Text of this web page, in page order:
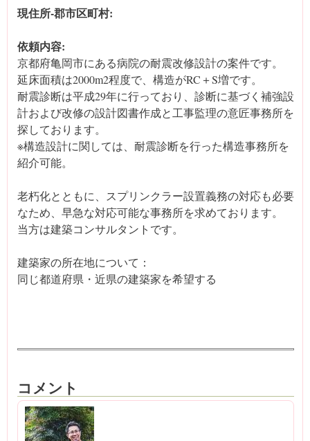
現住所‐郡市区町村:
依頼内容:
京都府亀岡市にある病院の耐震改修設計の案件です。
延床面積は2000m2程度で、構造がRC＋S増です。
耐震診断は平成29年に行っており、診断に基づく補強設
計および改修の設計図書作成と工事監理の意匠事務所を
探しております。
※構造設計に関しては、耐震診断を行った構造事務所を
紹介可能。
老朽化とともに、スプリンクラー設置義務の対応も必要
なため、早急な対応可能な事務所を求めております。
当方は建築コンサルタントです。
建築家の所在地について：
同じ都道府県・近県の建築家を希望する
コメント